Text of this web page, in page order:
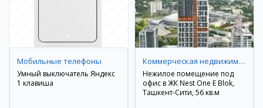
Мобильные телефоны
Умный выключатель Яндекс
1 клавиша
Коммерческая недвижимость
Нежилое помещение под
офис в ЖК Nest One E Blok,
Ташкент-Сити, 56 кв.м